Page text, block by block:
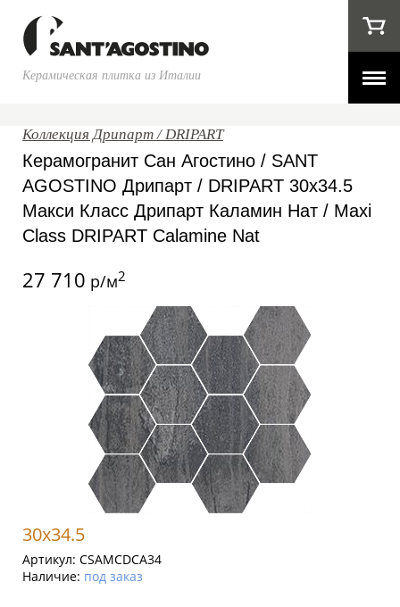
Керамическая плитка из Италии
Коллекция Дрипарт / DRIPART
Керамогранит Сан Агостино / SANT
AGOSTINO Дрипарт / DRIPART 30x34.5
Макси Класс Дрипарт Каламин Нат / Maxi
Class DRIPART Calamine Nat
27 710 р/м2
30x34.5
Артикул: CSAMCDCA34
Наличие: под заказ